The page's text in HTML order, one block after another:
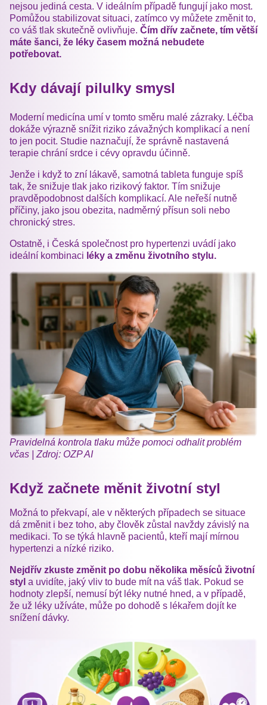
nejsou jediná cesta. V ideálním případě fungují jako most.
Pomůžou stabilizovat situaci, zatímco vy můžete změnit to,
co váš tlak skutečně ovlivňuje. Čím dřív začnete, tím větší
máte šanci, že léky časem možná nebudete
potřebovat.
Kdy dávají pilulky smysl
Moderní medicína umí v tomto směru malé zázraky. Léčba
dokáže výrazně snížit riziko závažných komplikací a není
to jen pocit. Studie naznačují, že správně nastavená
terapie chrání srdce i cévy opravdu účinně.
Jenže i když to zní lákavě, samotná tableta funguje spíš
tak, že snižuje tlak jako rizikový faktor. Tím snižuje
pravděpodobnost dalších komplikací. Ale neřeší nutně
příčiny, jako jsou obezita, nadměrný přísun soli nebo
chronický stres.
Ostatně, i Česká společnost pro hypertenzi uvádí jako
ideální kombinaci léky a změnu životního stylu.
Pravidelná kontrola tlaku může pomoci odhalit problém
včas | Zdroj: OZP AI
Když začnete měnit životní styl
Možná to překvapí, ale v některých případech se situace
dá změnit i bez toho, aby člověk zůstal navždy závislý na
medikaci. To se týká hlavně pacientů, kteří mají mírnou
hypertenzi a nízké riziko.
Nejdřív zkuste změnit po dobu několika měsíců životní
styl a uvidíte, jaký vliv to bude mít na váš tlak. Pokud se
hodnoty zlepší, nemusí být léky nutné hned, a v případě,
že už léky užíváte, může po dohodě s lékařem dojít ke
snížení dávky.